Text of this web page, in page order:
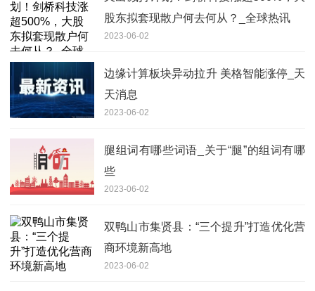
股东拟套现散户何去何从？_全球热讯
2023-06-02
边缘计算板块异动拉升 美格智能涨停_天
天消息
2023-06-02
腿组词有哪些词语_关于“腿”的组词有哪
些
2023-06-02
双鸭山市集贤县：“三个提升”打造优化营
商环境新高地
2023-06-02